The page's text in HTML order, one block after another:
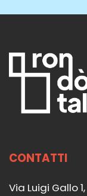
CONTATTI
Via Luigi Gallo